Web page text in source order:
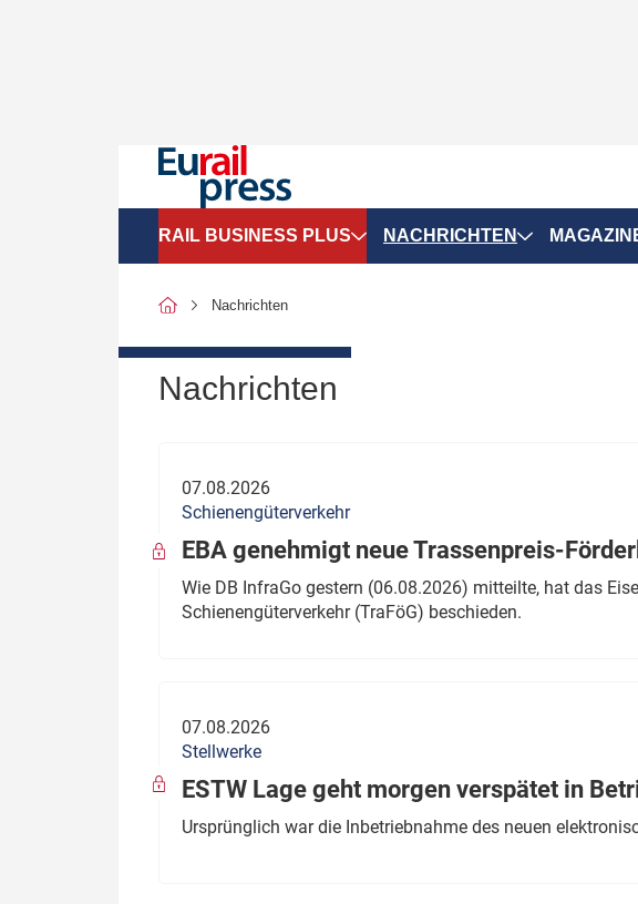
RAIL BUSINESS PLUS
SPNV-Marktdaten
Politik
Verbände: Wer spricht für
wen?
Thema des Monats
Dossier: Generalsanierung
Dossier: ETCS
NACHRICHTEN
Infrastruktur & Ausrüstung
ÖPNV
Nachrichten
Nachrichten
07.08.2026
Schienengüterverkehr
EBA genehmigt neue Trassenpreis-
Wie DB InfraGo gestern (06.08.2026) mitteilte, hat das
Schienengüterverkehr (TraFöG) beschieden.
07.08.2026
Stellwerke
ESTW Lage geht morgen verspätet in
Ursprünglich war die Inbetriebnahme des neuen